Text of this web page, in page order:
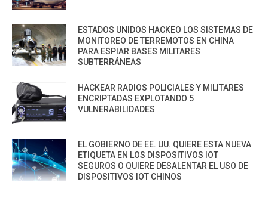
ESTADOS UNIDOS HACKEO LOS SISTEMAS DE
MONITOREO DE TERREMOTOS EN CHINA
PARA ESPIAR BASES MILITARES
SUBTERRÁNEAS
HACKEAR RADIOS POLICIALES Y MILITARES
ENCRIPTADAS EXPLOTANDO 5
VULNERABILIDADES
EL GOBIERNO DE EE. UU. QUIERE ESTA NUEVA
ETIQUETA EN LOS DISPOSITIVOS IOT
SEGUROS O QUIERE DESALENTAR EL USO DE
DISPOSITIVOS IOT CHINOS